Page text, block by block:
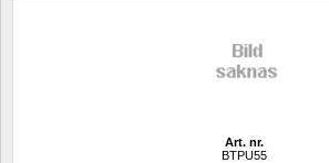
Art. nr.
BTPU55